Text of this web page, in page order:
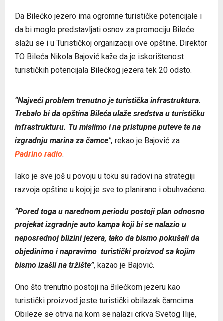
Da Bilećko jezero ima ogromne turističke potencijale i
da bi moglo predstavljati osnov za promociju Bileće
slažu se i u Turističkoj organizaciji ove opštine. Direktor
TO Bileća Nikola Bajović kaže da je iskorištenost
turističkih potencijala Bilećkog jezera tek 20 odsto.
“Najveći problem trenutno je turistička infrastruktura.
Trebalo bi da opština Bileća ulaže sredstva u turističku
infrastrukturu. Tu mislimo i na pristupne puteve te na
izgradnju marina za čamce”, rekao je Bajović za
Padrino radio.
Iako je sve još u povoju u toku su radovi na strategiji
razvoja opštine u kojoj je sve to planirano i obuhvaćeno.
“Pored toga u narednom periodu postoji plan odnosno
projekat izgradnje auto kampa koji bi se nalazio u
neposrednoj blizini jezera, tako da bismo pokušali da
objedinimo i napravimo turistički proizvod sa kojim
bismo izašli na tržište”, kazao je Bajović.
Ono što trenutno postoji na Bilećkom jezeru kao
turistički proizvod jeste turistički obilazak čamcima.
Obileze se otrva na kom se nalazi crkva Svetog Ilije,